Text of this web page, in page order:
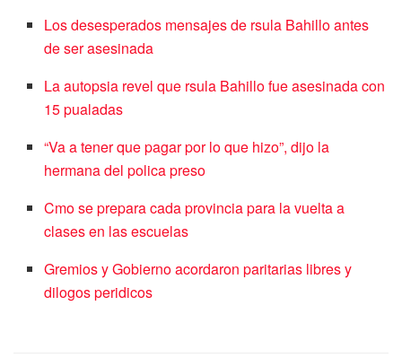
Los desesperados mensajes de rsula Bahillo antes
de ser asesinada
La autopsia revel que rsula Bahillo fue asesinada con
15 pualadas
“Va a tener que pagar por lo que hizo”, dijo la
hermana del polica preso
Cmo se prepara cada provincia para la vuelta a
clases en las escuelas
Gremios y Gobierno acordaron paritarias libres y
dilogos peridicos